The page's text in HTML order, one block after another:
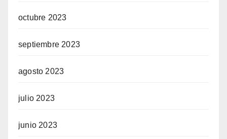
octubre 2023
septiembre 2023
agosto 2023
julio 2023
junio 2023